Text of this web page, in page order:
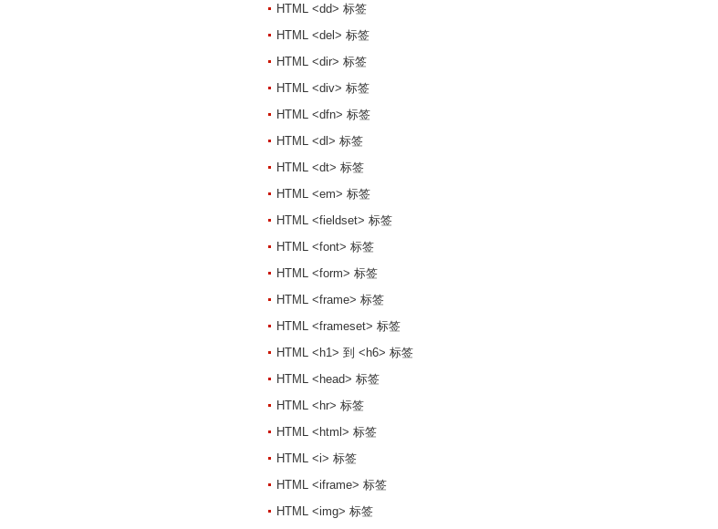
HTML <dd> 标签
HTML <del> 标签
HTML <dir> 标签
HTML <div> 标签
HTML <dfn> 标签
HTML <dl> 标签
HTML <dt> 标签
HTML <em> 标签
HTML <fieldset> 标签
HTML <font> 标签
HTML <form> 标签
HTML <frame> 标签
HTML <frameset> 标签
HTML <h1> 到 <h6> 标签
HTML <head> 标签
HTML <hr> 标签
HTML <html> 标签
HTML <i> 标签
HTML <iframe> 标签
HTML <img> 标签